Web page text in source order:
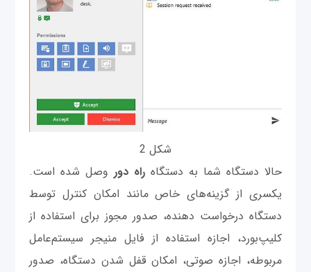
شکل 2
حالا دستگاه شما به دستگاه راه دور وصل شده است.
یکسری از گزینه‌های خاص مانند امکان کنترل توسط
دستگاه درخواست دهنده، صدور مجوز برای استفاده از
کلیپ‌بورد، اجازه استفاده از فایل منیجر سیستم‌عامل
مربوطه، اجازه صوتی، امکان قفل شدن دستگاه، صدور